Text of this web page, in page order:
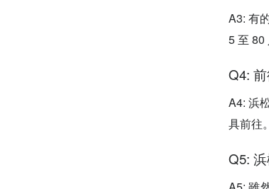
A3: 有
5 至 80
Q4:
A4: 浜
具前往。
Q5: